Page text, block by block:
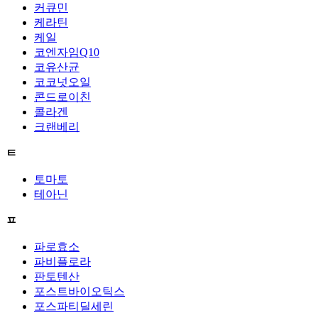
커큐민
케라틴
케일
코엔자임Q10
코유산균
코코넛오일
콘드로이친
콜라겐
크랜베리
ㅌ
토마토
테아닌
ㅍ
파로효소
파비플로라
판토텐산
포스트바이오틱스
포스파티딜세린